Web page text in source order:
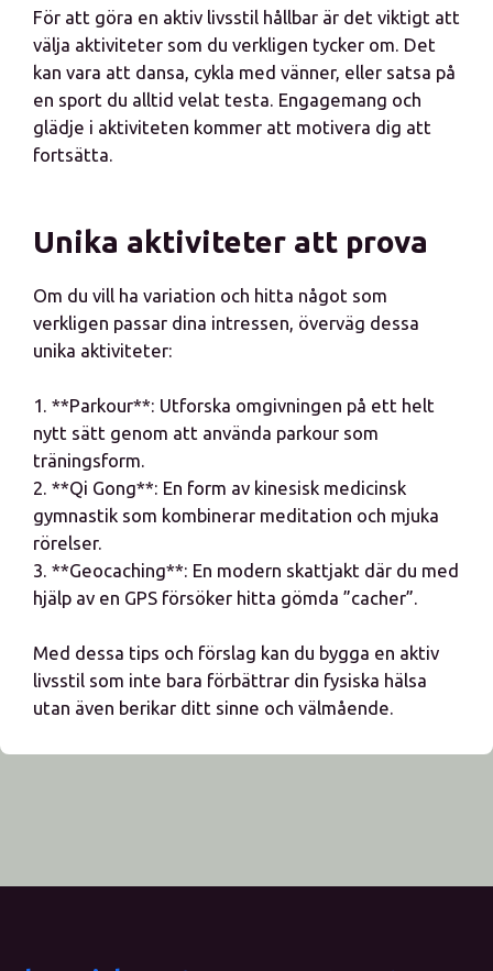
För att göra en aktiv livsstil hållbar är det viktigt att
välja aktiviteter som du verkligen tycker om. Det
kan vara att dansa, cykla med vänner, eller satsa på
en sport du alltid velat testa. Engagemang och
glädje i aktiviteten kommer att motivera dig att
fortsätta.
Unika aktiviteter att prova
Om du vill ha variation och hitta något som
verkligen passar dina intressen, överväg dessa
unika aktiviteter:
1. **Parkour**: Utforska omgivningen på ett helt
nytt sätt genom att använda parkour som
träningsform.
2. **Qi Gong**: En form av kinesisk medicinsk
gymnastik som kombinerar meditation och mjuka
rörelser.
3. **Geocaching**: En modern skattjakt där du med
hjälp av en GPS försöker hitta gömda ”cacher”.
Med dessa tips och förslag kan du bygga en aktiv
livsstil som inte bara förbättrar din fysiska hälsa
utan även berikar ditt sinne och välmående.